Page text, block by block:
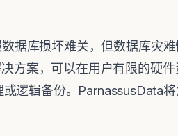
据库损坏难关，但数据库灾
方案，可以在用户有限的硬
逻辑备份。ParnassusData